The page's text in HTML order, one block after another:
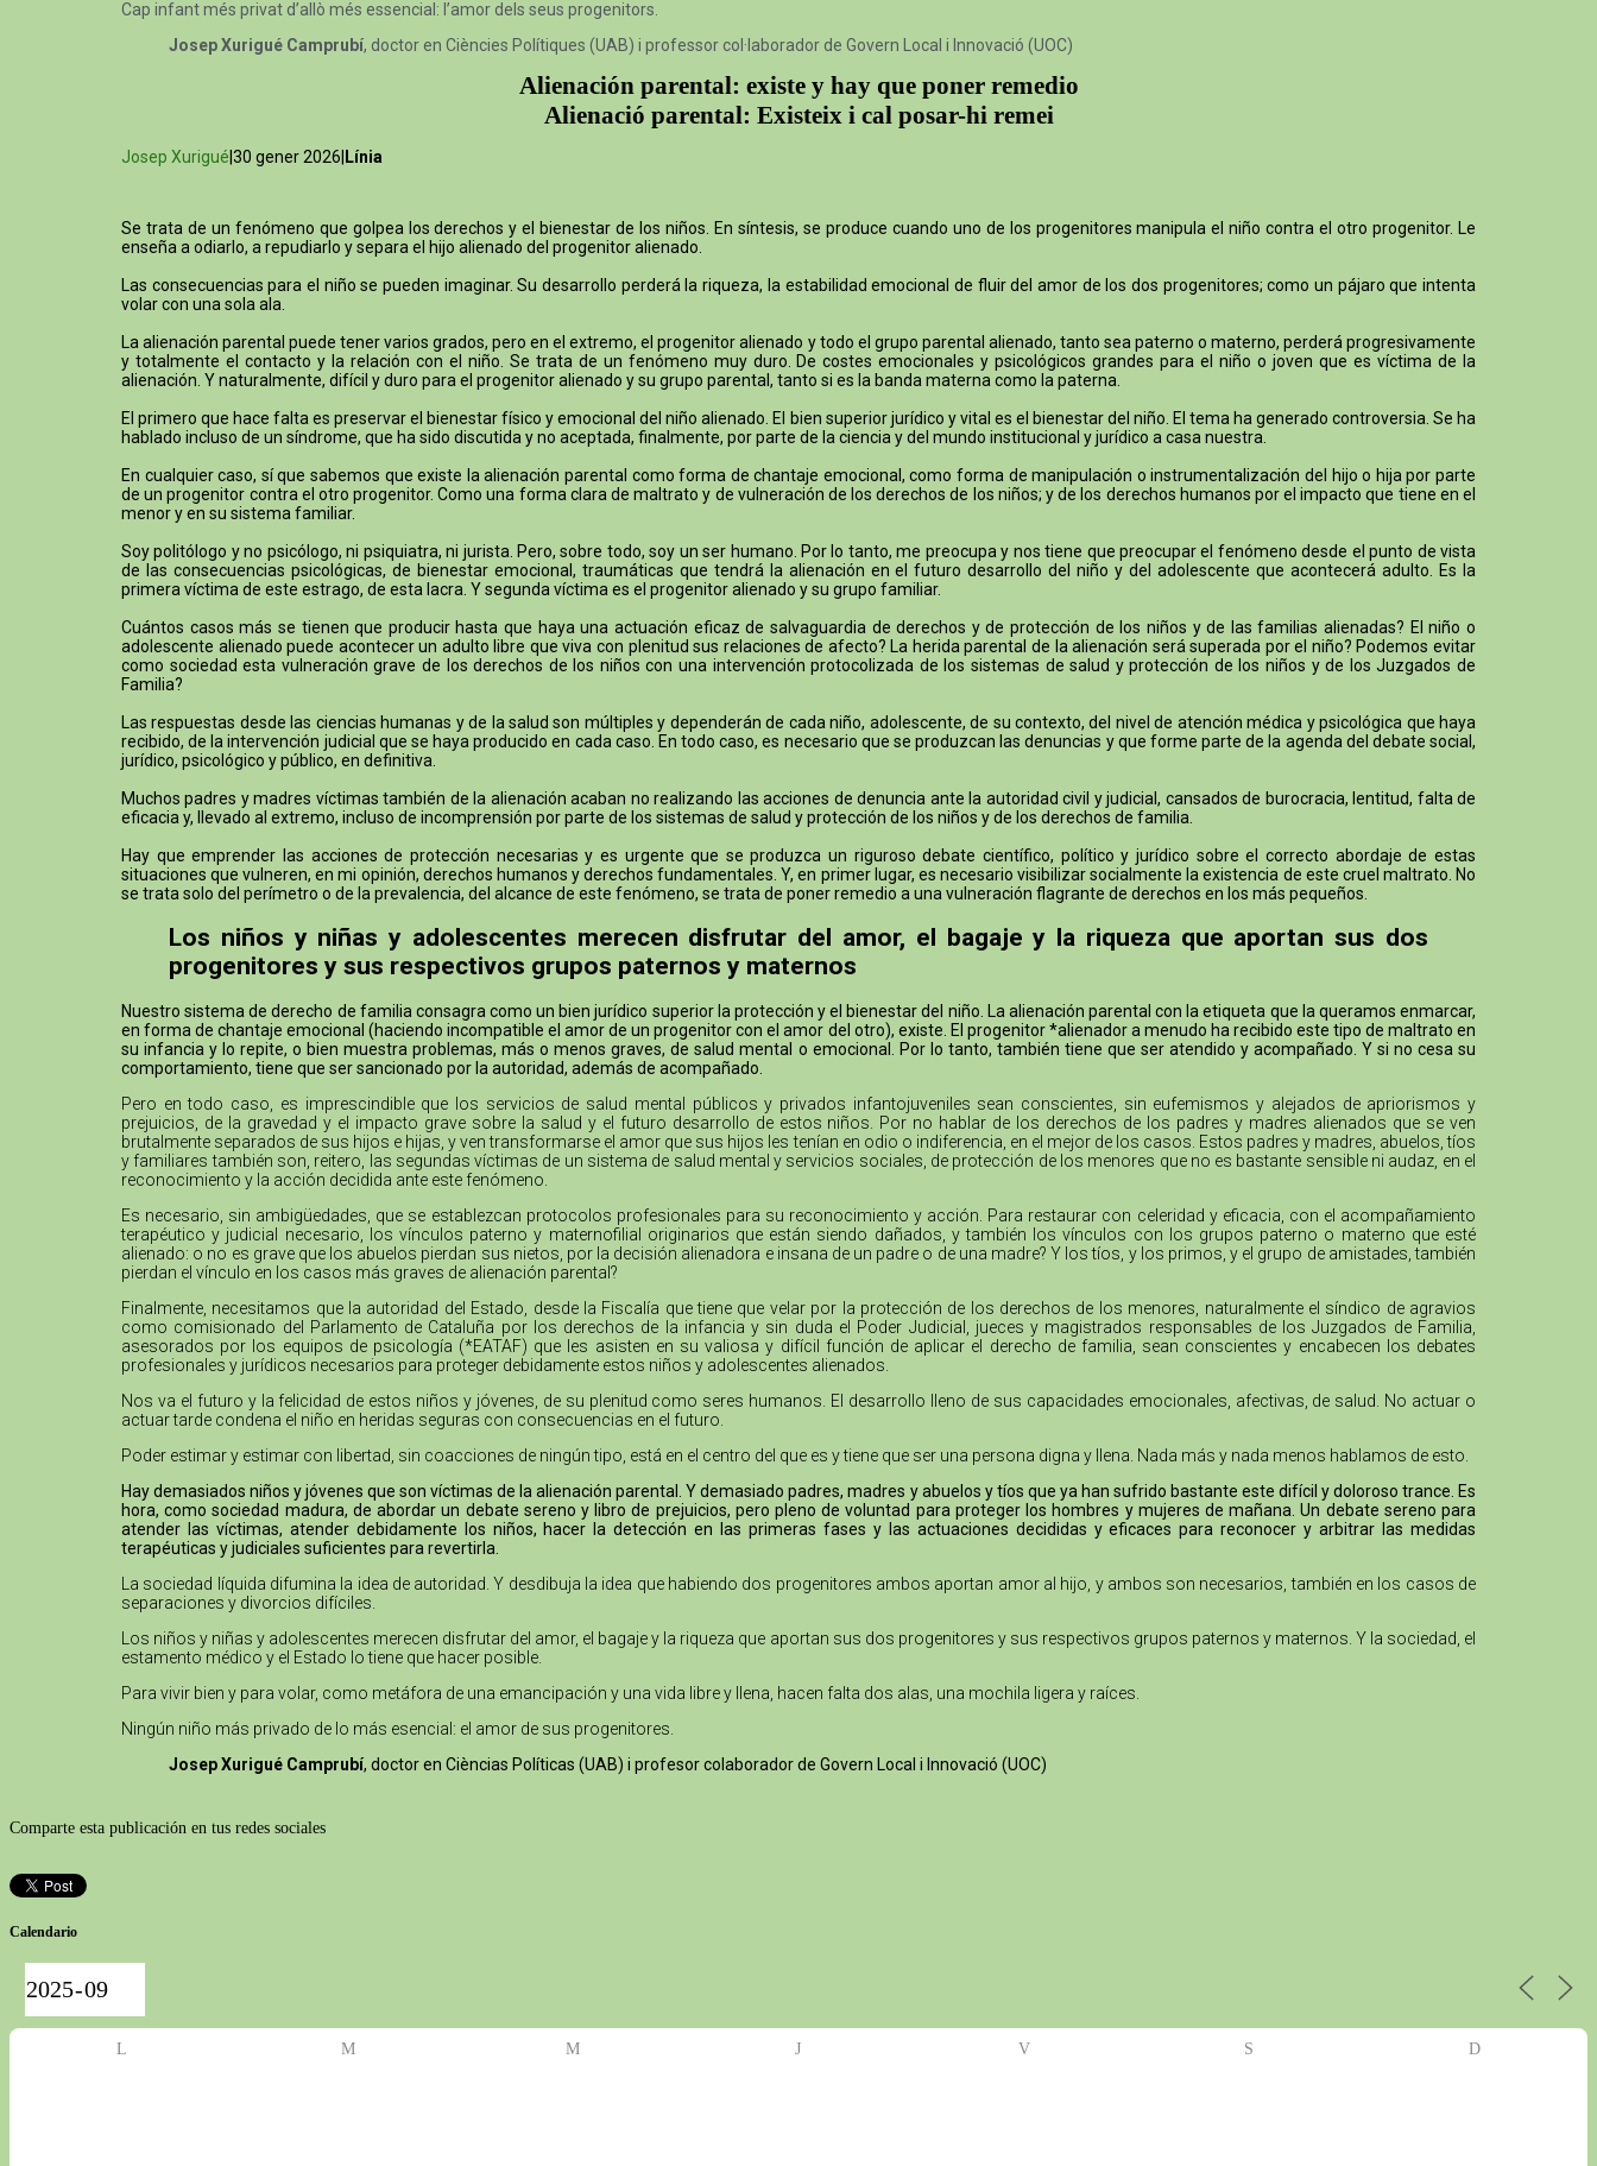
Cap infant més privat d’allò més essencial: l’amor dels seus progenitors.
Josep Xurigué Camprubí, doctor en Ciències Polítiques (UAB) i professor col·laborador de Govern Local i Innovació (UOC)
Alienación parental: existe y hay que poner remedio
Alienació parental: Existeix i cal posar-hi remei
Josep Xurigué |30 gener 2026| Línia
Se trata de un fenómeno que golpea los derechos y el bienestar de los niños. En síntesis, se produce cuando uno de los progenitores manipula el niño contra el otro progenitor. Le
enseña a odiarlo, a repudiarlo y separa el hijo alienado del progenitor alienado.
Las consecuencias para el niño se pueden imaginar. Su desarrollo perderá la riqueza, la estabilidad emocional de fluir del amor de los dos progenitores; como un pájaro que intenta
volar con una sola ala.
La alienación parental puede tener varios grados, pero en el extremo, el progenitor alienado y todo el grupo parental alienado, tanto sea paterno o materno, perderá progresivamente
y totalmente el contacto y la relación con el niño. Se trata de un fenómeno muy duro. De costes emocionales y psicológicos grandes para el niño o joven que es víctima de la
alienación. Y naturalmente, difícil y duro para el progenitor alienado y su grupo parental, tanto si es la banda materna como la paterna.
El primero que hace falta es preservar el bienestar físico y emocional del niño alienado. El bien superior jurídico y vital es el bienestar del niño. El tema ha generado controversia. Se ha
hablado incluso de un síndrome, que ha sido discutida y no aceptada, finalmente, por parte de la ciencia y del mundo institucional y jurídico a casa nuestra.
En cualquier caso, sí que sabemos que existe la alienación parental como forma de chantaje emocional, como forma de manipulación o instrumentalización del hijo o hija por parte
de un progenitor contra el otro progenitor. Como una forma clara de maltrato y de vulneración de los derechos de los niños; y de los derechos humanos por el impacto que tiene en el
menor y en su sistema familiar.
Soy politólogo y no psicólogo, ni psiquiatra, ni jurista. Pero, sobre todo, soy un ser humano. Por lo tanto, me preocupa y nos tiene que preocupar el fenómeno desde el punto de vista
de las consecuencias psicológicas, de bienestar emocional, traumáticas que tendrá la alienación en el futuro desarrollo del niño y del adolescente que acontecerá adulto. Es la
primera víctima de este estrago, de esta lacra. Y segunda víctima es el progenitor alienado y su grupo familiar.
Cuántos casos más se tienen que producir hasta que haya una actuación eficaz de salvaguardia de derechos y de protección de los niños y de las familias alienadas? El niño o
adolescente alienado puede acontecer un adulto libre que viva con plenitud sus relaciones de afecto? La herida parental de la alienación será superada por el niño? Podemos evitar
como sociedad esta vulneración grave de los derechos de los niños con una intervención protocolizada de los sistemas de salud y protección de los niños y de los Juzgados de
Familia?
Las respuestas desde las ciencias humanas y de la salud son múltiples y dependerán de cada niño, adolescente, de su contexto, del nivel de atención médica y psicológica que haya
recibido, de la intervención judicial que se haya producido en cada caso. En todo caso, es necesario que se produzcan las denuncias y que forme parte de la agenda del debate social,
jurídico, psicológico y público, en definitiva.
Muchos padres y madres víctimas también de la alienación acaban no realizando las acciones de denuncia ante la autoridad civil y judicial, cansados de burocracia, lentitud, falta de
eficacia y, llevado al extremo, incluso de incomprensión por parte de los sistemas de salud y protección de los niños y de los derechos de familia.
Hay que emprender las acciones de protección necesarias y es urgente que se produzca un riguroso debate científico, político y jurídico sobre el correcto abordaje de estas
situaciones que vulneren, en mi opinión, derechos humanos y derechos fundamentales. Y, en primer lugar, es necesario visibilizar socialmente la existencia de este cruel maltrato. No
se trata solo del perímetro o de la prevalencia, del alcance de este fenómeno, se trata de poner remedio a una vulneración flagrante de derechos en los más pequeños.
Los niños y niñas y adolescentes merecen disfrutar del amor, el bagaje y la riqueza que aportan sus dos
progenitores y sus respectivos grupos paternos y maternos
Nuestro sistema de derecho de familia consagra como un bien jurídico superior la protección y el bienestar del niño. La alienación parental con la etiqueta que la queramos enmarcar,
en forma de chantaje emocional (haciendo incompatible el amor de un progenitor con el amor del otro), existe. El progenitor *alienador a menudo ha recibido este tipo de maltrato en
su infancia y lo repite, o bien muestra problemas, más o menos graves, de salud mental o emocional. Por lo tanto, también tiene que ser atendido y acompañado. Y si no cesa su
comportamiento, tiene que ser sancionado por la autoridad, además de acompañado.
Pero en todo caso, es imprescindible que los servicios de salud mental públicos y privados infantojuveniles sean conscientes, sin eufemismos y alejados de apriorismos y
prejuicios, de la gravedad y el impacto grave sobre la salud y el futuro desarrollo de estos niños. Por no hablar de los derechos de los padres y madres alienados que se ven
brutalmente separados de sus hijos e hijas, y ven transformarse el amor que sus hijos les tenían en odio o indiferencia, en el mejor de los casos. Estos padres y madres, abuelos, tíos
y familiares también son, reitero, las segundas víctimas de un sistema de salud mental y servicios sociales, de protección de los menores que no es bastante sensible ni audaz, en el
reconocimiento y la acción decidida ante este fenómeno.
Es necesario, sin ambigüedades, que se establezcan protocolos profesionales para su reconocimiento y acción. Para restaurar con celeridad y eficacia, con el acompañamiento
terapéutico y judicial necesario, los vínculos paterno y maternofilial originarios que están siendo dañados, y también los vínculos con los grupos paterno o materno que esté
alienado: o no es grave que los abuelos pierdan sus nietos, por la decisión alienadora e insana de un padre o de una madre? Y los tíos, y los primos, y el grupo de amistades, también
pierdan el vínculo en los casos más graves de alienación parental?
Finalmente, necesitamos que la autoridad del Estado, desde la Fiscalía que tiene que velar por la protección de los derechos de los menores, naturalmente el síndico de agravios
como comisionado del Parlamento de Cataluña por los derechos de la infancia y sin duda el Poder Judicial, jueces y magistrados responsables de los Juzgados de Familia,
asesorados por los equipos de psicología (*EATAF) que les asisten en su valiosa y difícil función de aplicar el derecho de familia, sean conscientes y encabecen los debates
profesionales y jurídicos necesarios para proteger debidamente estos niños y adolescentes alienados.
Nos va el futuro y la felicidad de estos niños y jóvenes, de su plenitud como seres humanos. El desarrollo lleno de sus capacidades emocionales, afectivas, de salud. No actuar o
actuar tarde condena el niño en heridas seguras con consecuencias en el futuro.
Poder estimar y estimar con libertad, sin coacciones de ningún tipo, está en el centro del que es y tiene que ser una persona digna y llena. Nada más y nada menos hablamos de esto.
Hay demasiados niños y jóvenes que son víctimas de la alienación parental. Y demasiado padres, madres y abuelos y tíos que ya han sufrido bastante este difícil y doloroso trance. Es
hora, como sociedad madura, de abordar un debate sereno y libro de prejuicios, pero pleno de voluntad para proteger los hombres y mujeres de mañana. Un debate sereno para
atender las víctimas, atender debidamente los niños, hacer la detección en las primeras fases y las actuaciones decididas y eficaces para reconocer y arbitrar las medidas
terapéuticas y judiciales suficientes para revertirla.
La sociedad líquida difumina la idea de autoridad. Y desdibuja la idea que habiendo dos progenitores ambos aportan amor al hijo, y ambos son necesarios, también en los casos de
separaciones y divorcios difíciles.
Los niños y niñas y adolescentes merecen disfrutar del amor, el bagaje y la riqueza que aportan sus dos progenitores y sus respectivos grupos paternos y maternos. Y la sociedad, el
estamento médico y el Estado lo tiene que hacer posible.
Para vivir bien y para volar, como metáfora de una emancipación y una vida libre y llena, hacen falta dos alas, una mochila ligera y raíces.
Ningún niño más privado de lo más esencial: el amor de sus progenitores.
Josep Xurigué Camprubí, doctor en Cièncias Políticas (UAB) i profesor colaborador de Govern Local i Innovació (UOC)
Comparte esta publicación en tus redes sociales
Calendario
L M M J V S D